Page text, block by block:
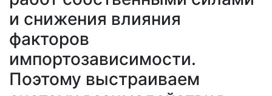
и снижения влияния
факторов
импортозависимости.
Поэтому выстраиваем